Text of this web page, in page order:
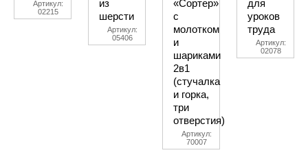
Артикул:
02215
из
шерсти
Артикул:
05406
«Сортер»
с
молотком
и
шариками
2в1
(стучалка
и горка,
три
отверстия)
Артикул:
70007
для
уроков
труда
Артикул:
02078